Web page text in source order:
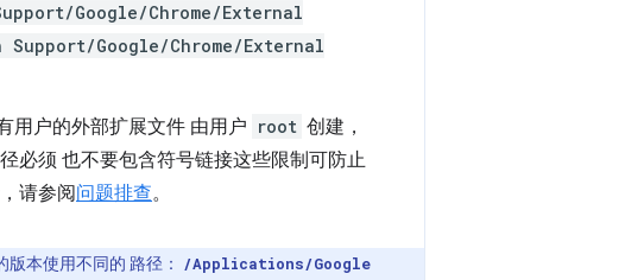
Google/Chrome/External
Google/Chrome/External
用户的外部扩展文件 由用户 root 创建，
必须 也不要包含符号链接这些限制可防止
请参阅问题排查。
本使用不同的 路径：
/Applications/Google